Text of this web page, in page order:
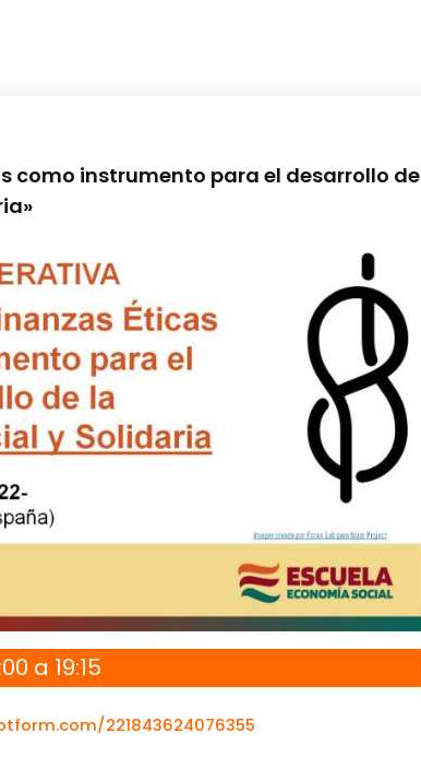
como instrumento para el desarrollo de
a 19:15
221843624076355